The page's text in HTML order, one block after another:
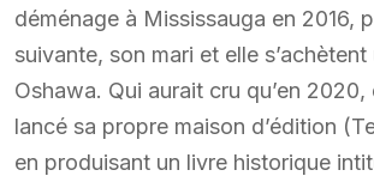
déménage à Mississauga en 2016,
suivante, son mari et elle
Oshawa. Qui aurait cru qu’en 2020,
lancé sa propre maison d’édition
en produisant un livre historique